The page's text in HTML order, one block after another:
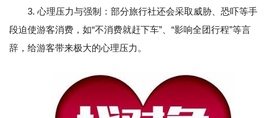
3. 心理压力与强制：部分旅行社还会采取威胁、恐吓等手
段迫使游客消费，如“不消费就赶下车”、“影响全团行程”等言
辞，给游客带来极大的心理压力。